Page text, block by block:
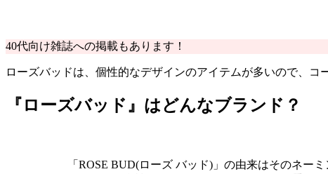
40代向け雑誌への掲載もあります！
ローズバッドは、個性的なデザインのアイテムが多いので、
『ローズバッド』はどんなブランド？
「ROSE BUD(ローズ バッド)」の由来はそのネー